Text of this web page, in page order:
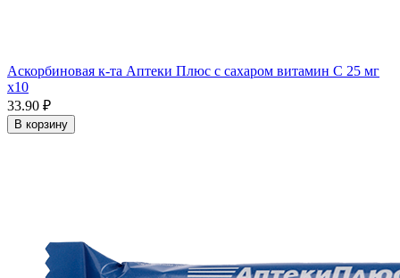
Аскорбиновая к-та Аптеки Плюс с сахаром витамин С 25 мг
x10
33.90 ₽
В корзину